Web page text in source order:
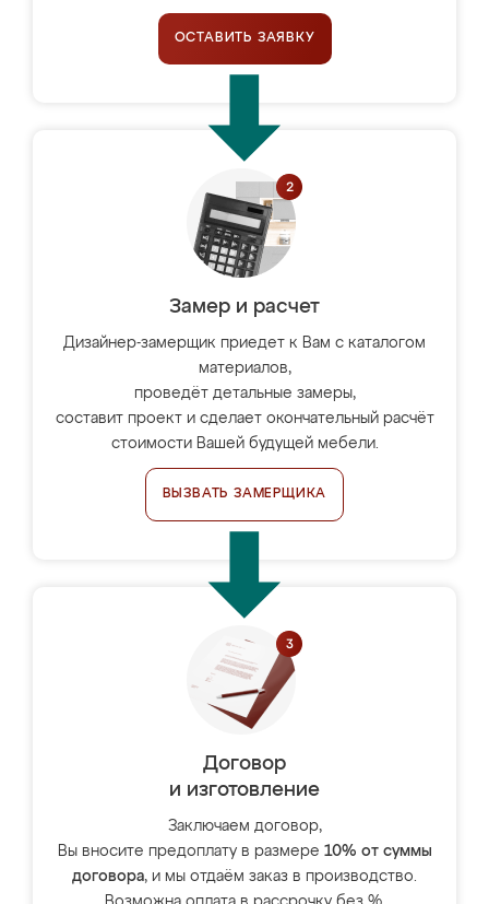
ОСТАВИТЬ ЗАЯВКУ
Замер и расчет
Дизайнер-замерщик приедет к Вам с каталогом
материалов,
проведёт детальные замеры,
составит проект и сделает окончательный расчёт
стоимости Вашей будущей мебели.
ВЫЗВАТЬ ЗАМЕРЩИКА
Договор
и изготовление
Заключаем договор,
Вы вносите предоплату в размере 10% от суммы
договора, и мы отдаём заказ в производство.